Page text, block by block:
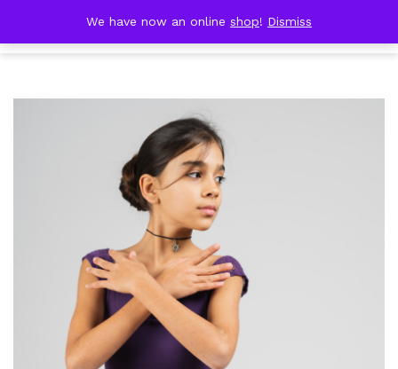
content
DOBRESTII
We have now an online shop! Dismiss